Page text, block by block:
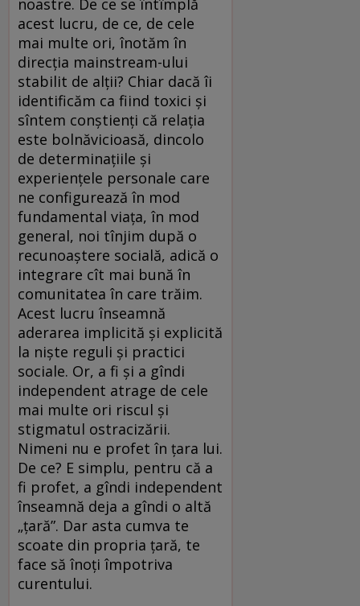
acest lucru, de ce, de cele
mai multe ori, înotăm în
direcția mainstream-ului
stabilit de alții? Chiar dacă îi
identificăm ca fiind toxici și
sîntem conștienți că relația
este bolnăvicioasă, dincolo
de determinațiile și
experiențele personale care
ne configurează în mod
fundamental viața, în mod
general, noi tînjim după o
recunoaștere socială, adică o
integrare cît mai bună în
comunitatea în care trăim.
Acest lucru înseamnă
aderarea implicită și explicită
la niște reguli și practici
sociale. Or, a fi și a gîndi
independent atrage de cele
mai multe ori riscul și
stigmatul ostracizării.
Nimeni nu e profet în țara lui.
De ce? E simplu, pentru că a
fi profet, a gîndi independent
înseamnă deja a gîndi o altă
„țară”. Dar asta cumva te
scoate din propria țară, te
face să înoți împotriva
curentului.